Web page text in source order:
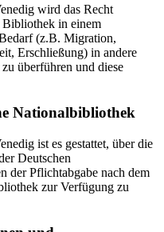
wird das Recht
Bibliothek in einem
(z.B. Migration,
Erschließung) in andere
überführen und diese
Nationalbibliothek
ist es gestattet, über die
Deutschen
der Pflichtabgabe nach dem
zur Verfügung zu